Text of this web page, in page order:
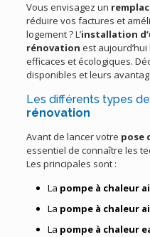
Vous envisagez un
réduire vos factures et
logement ? L’installation
rénovation est
efficaces et écologiques.
disponibles et leurs
Les différents types de
rénovation
Avant de lancer votre pose
essentiel de connaître les
Les principales sont :
La pompe à chaleur
La pompe à chaleur
La pompe à chaleur